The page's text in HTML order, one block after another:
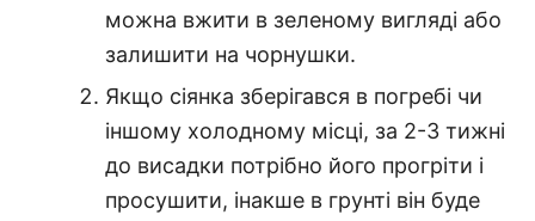
можна вжити в зеленому вигляді або
залишити на чорнушки.
Якщо сіянка зберігався в погребі чи
іншому холодному місці, за 2-3 тижні
до висадки потрібно його прогріти і
просушити, інакше в грунті він буде